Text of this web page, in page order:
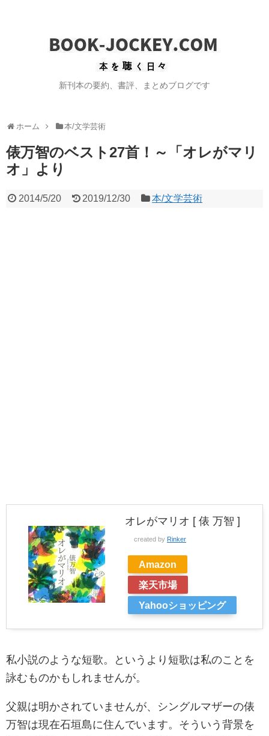
新刊本の要約、書評、まとめブログです
ホーム 本/文学芸術
俵万智のベスト27首！～「オレがマリ
オ」より
2014/5/20 2019/12/30 本/文学芸術
オレがマリオ [ 俵 万智 ]
created by Rinker
Amazon
楽天市場
Yahooショッピング
私小説のような短歌。というより短歌は私のことを
詠むものかもしれませんが。
父親は明かされていませんが、シングルマザーの俵
万智は現在石垣島に住んでいます。そういう背景を